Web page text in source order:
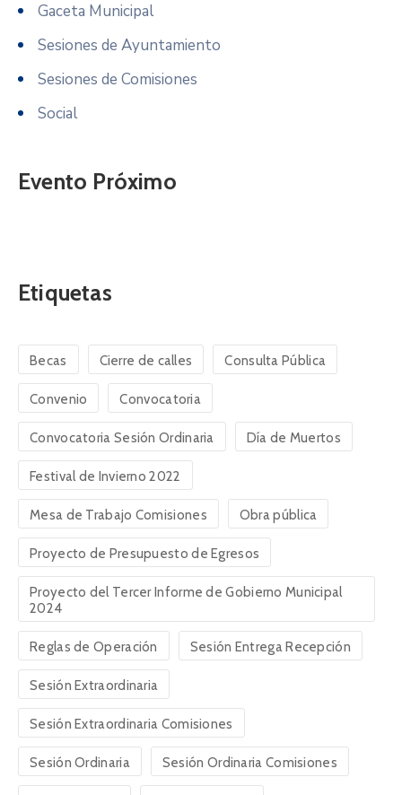
Gaceta Municipal
Sesiones de Ayuntamiento
Sesiones de Comisiones
Social
Evento Próximo
Etiquetas
Becas Cierre de calles Consulta Pública
Convenio Convocatoria
Convocatoria Sesión Ordinaria Día de Muertos
Festival de Invierno 2022
Mesa de Trabajo Comisiones Obra pública
Proyecto de Presupuesto de Egresos
Proyecto del Tercer Informe de Gobierno Municipal
2024
Reglas de Operación Sesión Entrega Recepción
Sesión Extraordinaria
Sesión Extraordinaria Comisiones
Sesión Ordinaria Sesión Ordinaria Comisiones